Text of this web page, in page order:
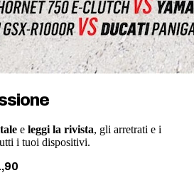
e leggi la rivista, gli arretrati e i
i tuoi dispositivi.
,90